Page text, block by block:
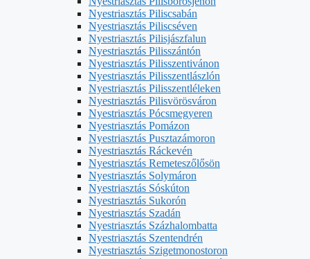
Nyestriasztás Piliscsabán
Nyestriasztás Piliscséven
Nyestriasztás Pilisjászfalun
Nyestriasztás Pilisszántón
Nyestriasztás Pilisszentivánon
Nyestriasztás Pilisszentlászlón
Nyestriasztás Pilisszentléleken
Nyestriasztás Pilisvörösváron
Nyestriasztás Pócsmegyeren
Nyestriasztás Pomázon
Nyestriasztás Pusztazámoron
Nyestriasztás Ráckevén
Nyestriasztás Remeteszőlősön
Nyestriasztás Solymáron
Nyestriasztás Sóskúton
Nyestriasztás Sukorón
Nyestriasztás Szadán
Nyestriasztás Százhalombatta
Nyestriasztás Szentendrén
Nyestriasztás Szigetmonostoron